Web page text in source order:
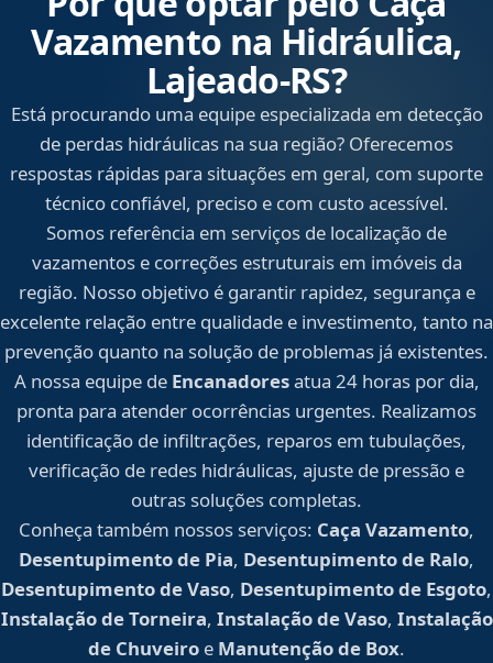
Vazamento na Hidráulica,
Lajeado‑RS?
Está procurando uma equipe especializada em detecção
de perdas hidráulicas na sua região? Oferecemos
respostas rápidas para situações em geral, com suporte
técnico confiável, preciso e com custo acessível.
Somos referência em serviços de localização de
vazamentos e correções estruturais em imóveis da
região. Nosso objetivo é garantir rapidez, segurança e
excelente relação entre qualidade e investimento, tanto na
prevenção quanto na solução de problemas já existentes.
A nossa equipe de Encanadoresatua 24 horas por dia,
pronta para atender ocorrências urgentes. Realizamos
identificação de infiltrações, reparos em tubulações,
verificação de redes hidráulicas, ajuste de pressão e
outras soluções completas.
Conheça também nossos serviços: Caça Vazamento,
Desentupimento de Pia, Desentupimento de Ralo,
Desentupimento de Vaso, Desentupimento de Esgoto,
Instalação de Torneira, Instalação de Vaso, Instalação
de Chuveiro e Manutenção de Box.